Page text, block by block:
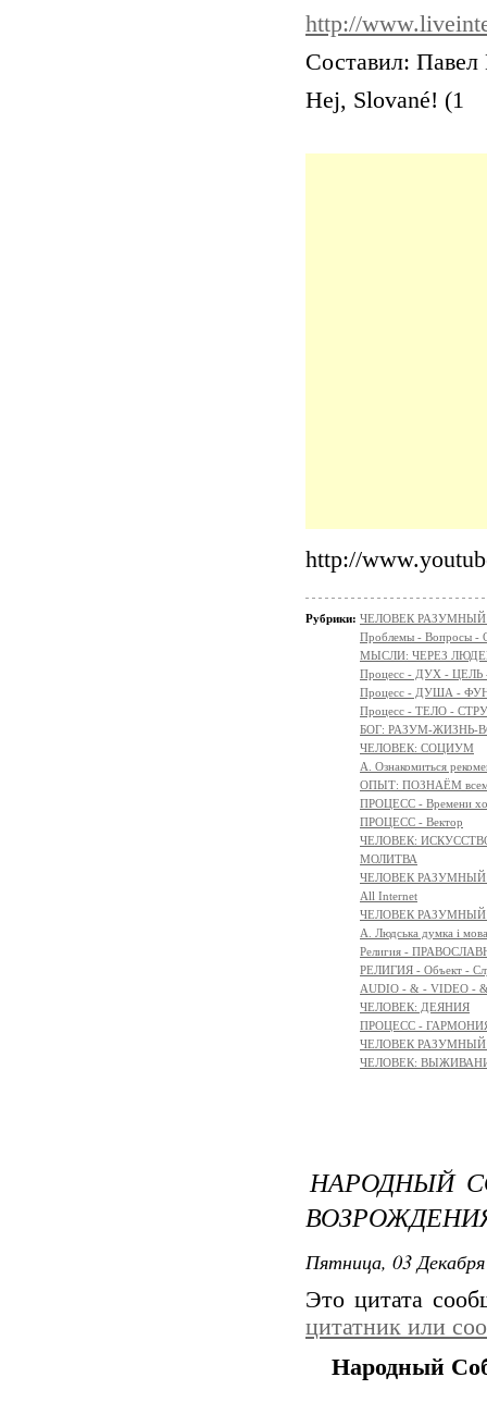
http://
Составил:
Hej, Slované! (1
http://
Рубрики: ЧЕЛОВЕК РАЗУМНЫЙ:
Проблемы - Вопросы -
МЫСЛИ: ЧЕРЕЗ
Процесс - ДУХ -
Процесс - ДУША -
Процесс - ТЕЛО -
БОГ: РАЗУМ-ЖИЗНЬ-
ЧЕЛОВЕК: СОЦИУМ
А. Ознакомиться
ОПЫТ: ПОЗНАЁМ всем
ПРОЦЕСС - Времени
ПРОЦЕСС - Вектор
ЧЕЛОВЕК:
МОЛИТВА
ЧЕЛОВЕК РАЗУМНЫЙ:
All Internet
ЧЕЛОВЕК
A. Людська думка і мова
Религия -
РЕЛИГИЯ - Объект -
AUDIO - & - VIDEO -
ЧЕЛОВЕК: ДЕЯНИЯ
ПРОЦЕСС -
ЧЕЛОВЕК
ЧЕЛОВЕК: ВЫЖИВАНИЕ
НАРОДНЫЙ
Пятница, 03
Это цитата
цитатник или
Народный